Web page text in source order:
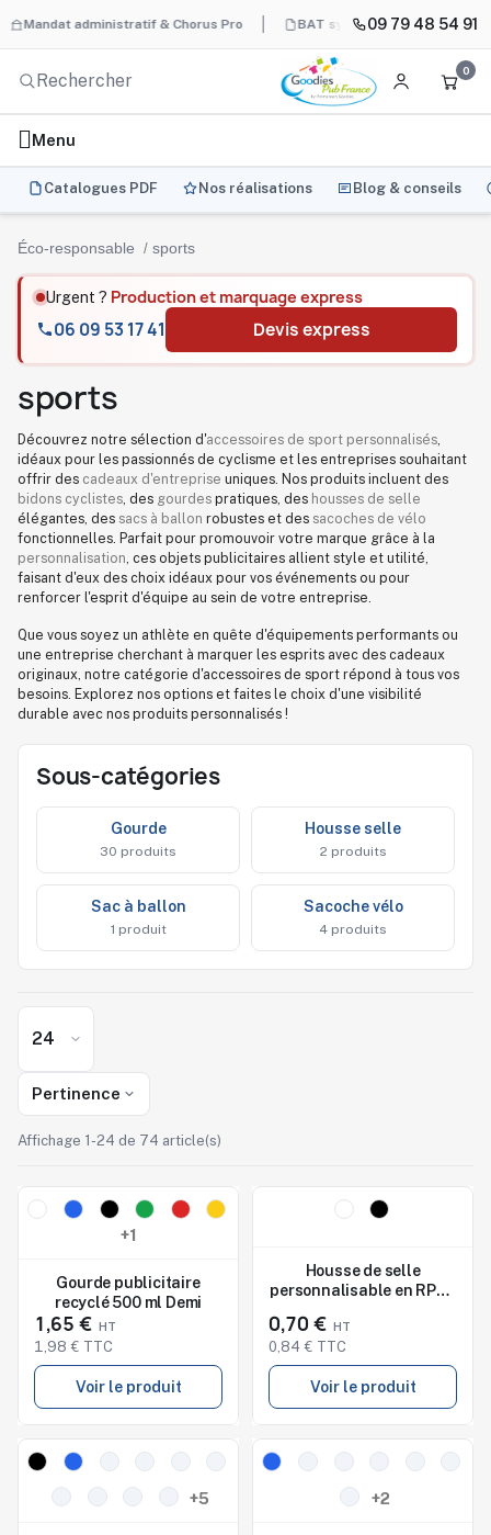
administratif & Chorus Pro BAT systématique et gratuit avant
09 79 48 54 91
0
Menu
Catalogues PDF Nos réalisations Blog & conseils
Éco-responsable sports
Urgent ? Production et marquage express
06 09 53 17 41 Devis express
sports
Découvrez notre sélection d'accessoires de sport personnalisés
idéaux pour les passionnés de cyclisme et les entreprises souhaitant
offrir des cadeaux d'entreprise uniques. Nos produits incluent des
bidons cyclistes , des gourdes pratiques, des housses de selle
élégantes, des sacs à ballon robustes et des sacoches de vélo
fonctionnelles. Parfait pour promouvoir votre marque grâce à la
personnalisation , ces objets publicitaires allient style et utilité,
faisant d'eux des choix idéaux pour vos événements ou pour
renforcer l'esprit d'équipe au sein de votre entreprise.
Que vous soyez un athlète en quête d'équipements performants ou
une entreprise cherchant à marquer les esprits avec des cadeaux
originaux, notre catégorie d'accessoires de sport répond à tous vos
besoins. Explorez nos options et faites le choix d'une visibilité
durable avec nos produits personnalisés !
Sous-catégories
gourde
30 produits
housse selle
2 produits
sac à ballon
1 produit
sacoche vélo
4 produits
Pertinence
Affichage 1-24 de 74 article(s)
Nouveau
Studio de marquage
+1
Gourde publicitaire
recyclé 500 ml Demi
1,65 €
1,98 € TTC
Voir le produit
Housse de selle
personnalisable en RPET
0,70 €
0,84 € TTC
Voir le produit
Nouveau
Studio de marquage
disponible
+5
Nouveau
Studio de marquage
disponible
+2